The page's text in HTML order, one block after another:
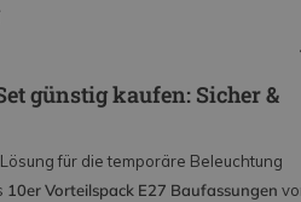
günstig kaufen: Sicher &
für die temporäre Beleuchtung
10er Vorteilspack E27 Baufassungen